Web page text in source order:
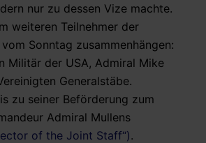
nur zu dessen Vize machte.
weiteren Teilnehmer der
Sonntag zusammenhängen:
Militär der USA, Admiral Mike
Generalstäbe.
zu seiner Beförderung zum
Admiral Mullens
of the Joint Staff“).